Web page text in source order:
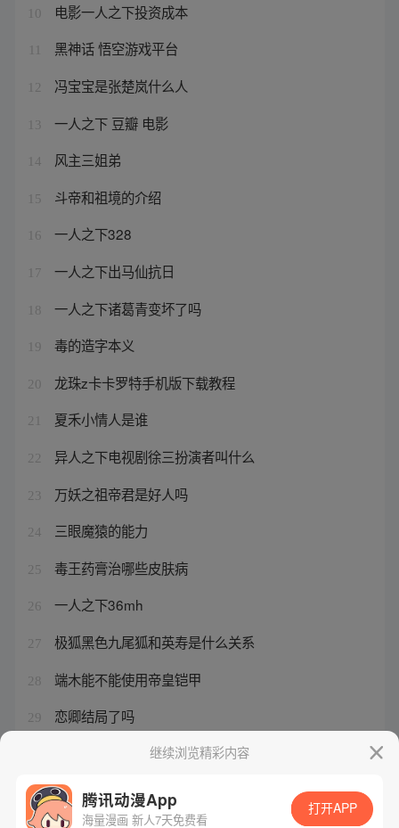
10 电影一人之下投资成本
黑神话 悟空游戏平台
12 冯宝宝是张楚岚什么人
13 一人之下 豆瓣 电影
14 风主三姐弟
15 斗帝和祖境的介绍
16 一人之下328
17 一人之下出马仙抗日
18 一人之下诸葛青变坏了吗
19 毒的造字本义
20 龙珠z卡卡罗特手机版下载教程
21 夏禾小情人是谁
22 异人之下电视剧徐三扮演者叫什么
23 万妖之祖帝君是好人吗
24 三眼魔猿的能力
25 毒王药膏治哪些皮肤病
26 一人之下36mh
27 极狐黑色九尾狐和英寿是什么关系
28 端木能不能使用帝皇铠甲
29 恋卿结局了吗
一人之下风正豪女儿继续浏览精彩内容
腾讯动漫App
海量漫画 新人7天免费看
打开APP